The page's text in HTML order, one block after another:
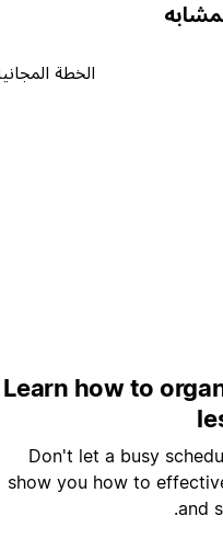
الخطة
Learn how to
Don't let a busy
show you how to
and